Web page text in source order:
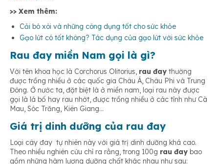
Tăng cường sữa cho thai phụ
Phòng tránh viêm đường tiết niệu
Sơ cứu vết thương, trị rắn cắn
>> Xem thêm:
Cải bó xôi và những công dụng tốt cho sức khỏe
Gạo lứt có tốt không? Tác dụng của gạo lứt với sức khỏe
Rau đay miền Nam gọi là gì?
Với tên khoa học là Corchorus Olitorius, rau đay thường
được trồng nhiều ở các quốc gia Châu Á, Châu Phi và Trung
Đông. Ở nước ta, đặt biệt là ở miền nam, loại rau này được
gọi là lá bố hay rau nhớt, được trồng nhiều ở các tỉnh như Cà
Mau, Sóc Trăng, Kiên Giang…
Giá trị dinh dưỡng của rau đay
Loại cây đay tự nhiên này với giá trị dinh dưỡng khá cao.
Theo nhiều nghiên cứu chỉ ra rằng, trong 100g rau đay bao
gồm những hàm lượng dưỡng chất khác nhau như sau: